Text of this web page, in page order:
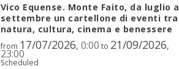
Vico Equense. Monte Faito, da luglio a
settembre un cartellone di eventi tra
natura, cultura, cinema e benessere
from 17/07/2026, 0:00 to 21/09/2026,
23:00
Scheduled